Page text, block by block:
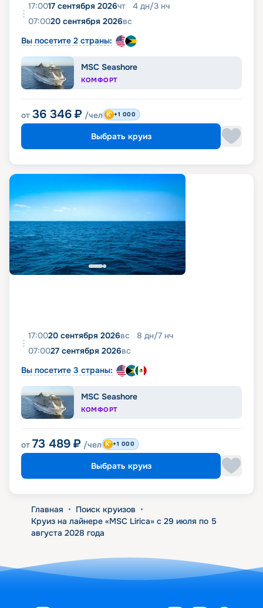
17:0017 сентября 2026чт 4 дн/3 нч
07:0020 сентября 2026вс
Вы посетите 2 страны:
MSC Seashore
КОМФОРТ
от 36 346 ₽ /чел +1 000
Выбрать круиз
17:0020 сентября 2026вс 8 дн/7 нч
07:0027 сентября 2026вс
Вы посетите 3 страны:
MSC Seashore
КОМФОРТ
от 73 489 ₽ /чел +1 000
Выбрать круиз
Главная • Поиск круизов •
Круиз на лайнере «MSC Lirica» с 29 июля по 5
августа 2028 года